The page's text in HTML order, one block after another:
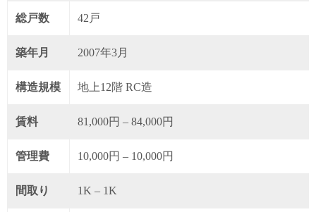
総戸数 42戸
築年月 2007年3月
構造規模 地上12階 RC造
賃料 81,000円 – 84,000円
管理費 10,000円 – 10,000円
間取り 1K – 1K